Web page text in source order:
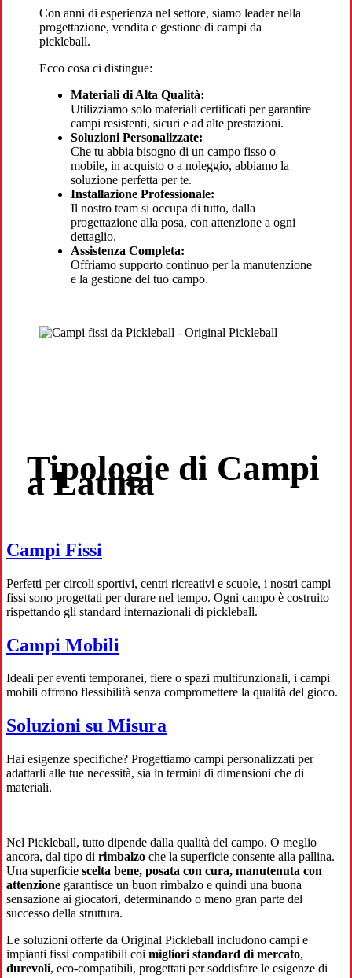
Con anni di esperienza nel settore, siamo leader nella
progettazione, vendita e gestione di campi da
pickleball.
Ecco cosa ci distingue:
Materiali di Alta Qualità:
Utilizziamo solo materiali certificati per garantire
campi resistenti, sicuri e ad alte prestazioni.
Soluzioni Personalizzate:
Che tu abbia bisogno di un campo fisso o
mobile, in acquisto o a noleggio, abbiamo la
soluzione perfetta per te.
Installazione Professionale:
Il nostro team si occupa di tutto, dalla
progettazione alla posa, con attenzione a ogni
dettaglio.
Assistenza Completa:
Offriamo supporto continuo per la manutenzione
e la gestione del tuo campo.
Tipologie di Campi
a Latina
Campi Fissi
Perfetti per circoli sportivi, centri ricreativi e scuole, i nostri campi
fissi sono progettati per durare nel tempo. Ogni campo è costruito
rispettando gli standard internazionali di pickleball.
Campi Mobili
Ideali per eventi temporanei, fiere o spazi multifunzionali, i campi
mobili offrono flessibilità senza compromettere la qualità del gioco.
Soluzioni su Misura
Hai esigenze specifiche? Progettiamo campi personalizzati per
adattarli alle tue necessità, sia in termini di dimensioni che di
materiali.
Nel Pickleball, tutto dipende dalla qualità del campo. O meglio
ancora, dal tipo di rimbalzo che la superficie consente alla pallina.
Una superficie scelta bene, posata con cura, manutenuta con
attenzione garantisce un buon rimbalzo e quindi una buona
sensazione ai giocatori, determinando o meno gran parte del
successo della struttura.
Le soluzioni offerte da Original Pickleball includono campi e
impianti fissi compatibili coi migliori standard di mercato,
durevoli, eco-compatibili, progettati per soddisfare le esigenze di